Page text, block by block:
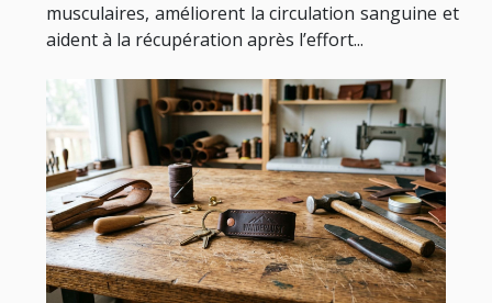
musculaires, améliorent la circulation sanguine et
aident à la récupération après l’effort...